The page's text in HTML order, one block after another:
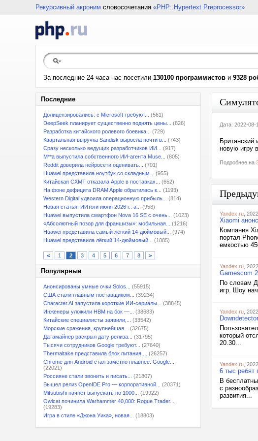
Рекурсивный акроним словосочетания «PHP: Hypertext Preprocessor»
За последние 24 часа нас посетили 130100 программистов и 9328
Последние
Долицензировались: с Microsoft требуют...
(561)
DeepSeek планирует существенно поднять цены...
(826)
Разработка китайского ролевого боевика...
(729)
Квартальная выручка Sandisk выросла почти в...
(743)
Сразу несколько ведущих разработчиков ИИ...
(917)
M**a выпустила собственного ИИ-агента Muse...
(805)
Reddit доверила нейросети оценивать...
(701)
Huawei представила ноутбук со складным...
(955)
Китайская CXMT отказала Apple в поставках...
(652)
На фоне дефицита DRAM Apple обратилась к...
(1193)
Western Digital удвоила операционную прибыль...
(814)
Новая статья: ИИтоги июля 2026 г.: а...
(958)
Huawei выпустила смартфон Nova 16 SE с очень...
(1023)
«Абсолютный позор для франшизы»: мобильная...
(1216)
Huawei представила самый лёгкий 14-дюймовый...
(974)
Huawei представила лёгкий 14-дюймовый...
(1085)
< 1 2 3 4 5 6 7 8 >
Популярные
Анонсированы умные очки Solos...
(55915)
США стали главным поставщиком...
(39234)
Character.AI запустила короткие ИИ-сериалы...
(38845)
Инженеры уложили HBM на бок —...
(38683)
Китайские специалисты заявили,...
(33542)
Морские сражения, крупнейшая...
(32675)
Датамайнер раскрыл дату релиза...
(31795)
Тысячи сотрудников Google требуют...
(27640)
Thermaltake представила блок питания,...
(26257)
Chrome для Android стал заметно плавнее: Google...
(22021)
Россияне стали звонить и писать...
(21807)
Вышел релиз OpenIDE Pro — корпоративной...
(20371)
Mitsubishi начнёт выпускать по 1000...
(19922)
Owlcat починила Warhammer 40,000: Rogue Trader...
(19283)
Игра в стиле «Джона Уика», новая...
(18803)
Дата: 2022-08-
Британский
новую игру
Подробнее на
Yandex.ru ,
Xiaomi
Компания
портал
емкостью
Yandex.ru ,
Gamescom
По словам
игр. Шоу
Yandex.ru ,
который
20.30...
Yandex.ru ,
6 тыс ребят
В
с
развития...